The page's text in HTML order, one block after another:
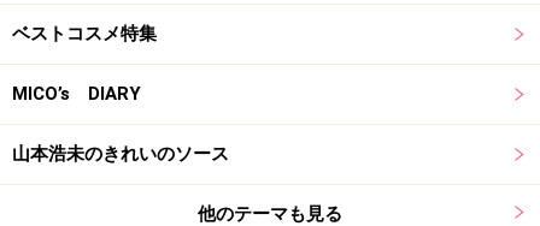
ベストコスメ特集
MICO’s DIARY
山本浩未のきれいのソース
他のテーマも見る